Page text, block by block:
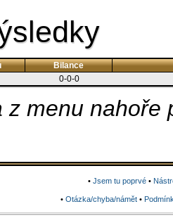
Bilance
0-0-0
z menu
• Jsem tu poprvé •
• Otázka/chyba/námět•